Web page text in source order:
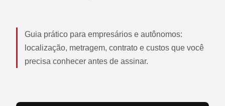
Guia prático para empresários e autônomos:
localização, metragem, contrato e custos que você
precisa conhecer antes de assinar.